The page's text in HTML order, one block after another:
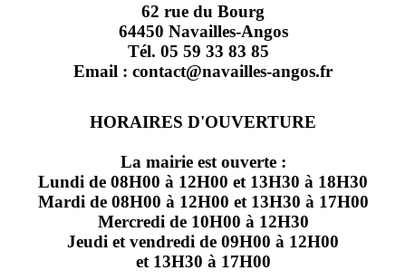
62 rue du Bourg
64450 Navailles-Angos
Tél. 05 59 33 83 85
Email : contact@navailles-angos.fr
HORAIRES D'OUVERTURE
La mairie est ouverte :
Lundi de 08H00 à 12H00 et 13H30 à 18H30
Mardi de 08H00 à 12H00 et 13H30 à 17H00
Mercredi de 10H00 à 12H30
Jeudi et vendredi de 09H00 à 12H00
et 13H30 à 17H00